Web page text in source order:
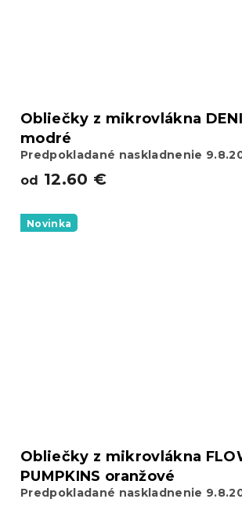
Obliečky z mikrovlákna
modré
Predpokladané naskladnenie
od 12.60 €
Novinka
Obliečky z mikrovlákna
PUMPKINS oranžové
Predpokladané naskladnenie